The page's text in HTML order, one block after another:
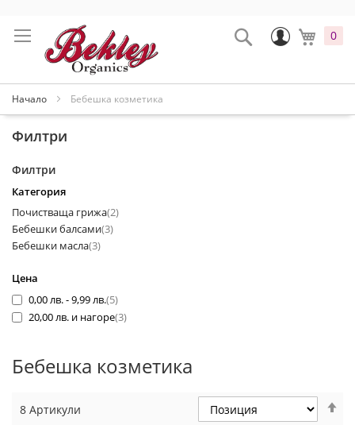
съдържанието
0
Промени
Search
Начало Бебешка козметика
Бебешка козметика
8 Артикули
Филтри
Филтри
Категория
Почистваща грижа 2артикули
Бебешки балсами 3артикули
Бебешки масла 3артикули
Цена
0,00 лв.-9,99 лв. 5артикули
20,00 лв. и нагоре 3артикули